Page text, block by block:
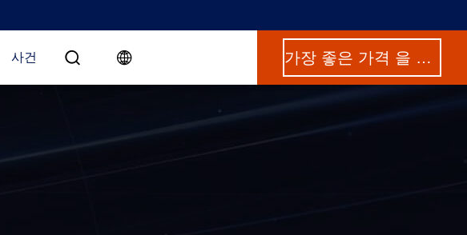
사건 가장 좋은 가격 을 구하라